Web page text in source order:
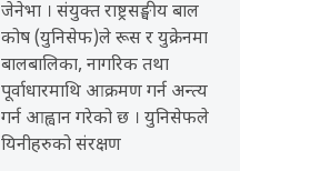
जेनेभा । संयुक्त राष्ट्रसङ्घीय बाल
कोष (युनिसेफ)ले रूस र युक्रेनमा
बालबालिका, नागरिक तथा
पूर्वाधारमाथि आक्रमण गर्न अन्त्य
गर्न आह्वान गरेको छ । युनिसेफले
यिनीहरुको संरक्षण